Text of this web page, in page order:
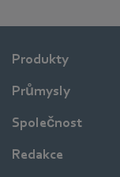
Produkty
Průmysly
Společnost
Redakce